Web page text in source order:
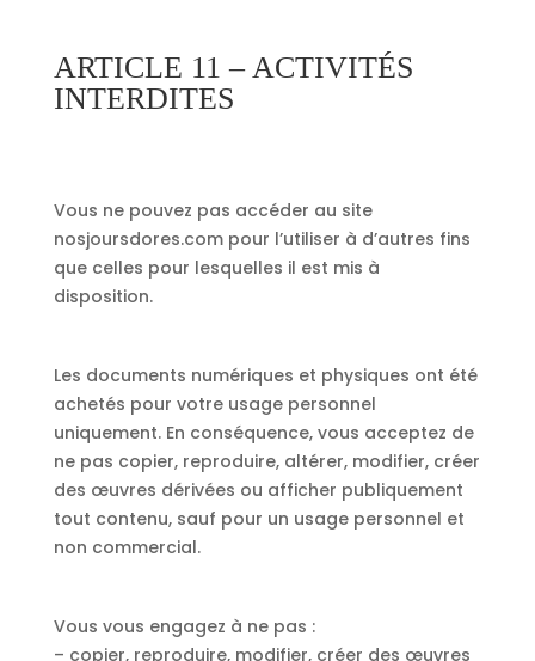
ARTICLE 11 – ACTIVITÉS
INTERDITES
Vous ne pouvez pas accéder au site
nosjoursdores.com pour l’utiliser à d’autres fins
que celles pour lesquelles il est mis à
disposition.
Les documents numériques et physiques ont été
achetés pour votre usage personnel
uniquement. En conséquence, vous acceptez de
ne pas copier, reproduire, altérer, modifier, créer
des œuvres dérivées ou afficher publiquement
tout contenu, sauf pour un usage personnel et
non commercial.
Vous vous engagez à ne pas :
– copier, reproduire, modifier, créer des œuvres